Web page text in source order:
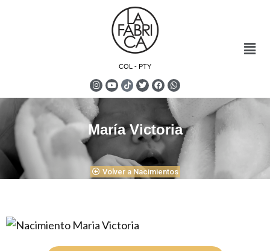
COL - PTY
María Victoria
Volver a Nacimientos